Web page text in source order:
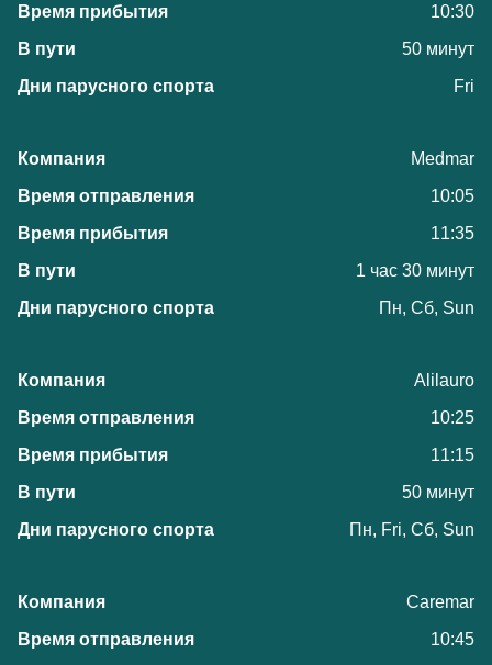
10:30
50 минут
Fri
Medmar
10:05
11:35
1 час 30 минут
Пн, Сб, Sun
Alilauro
10:25
11:15
50 минут
Пн, Fri, Сб, Sun
Caremar
10:45